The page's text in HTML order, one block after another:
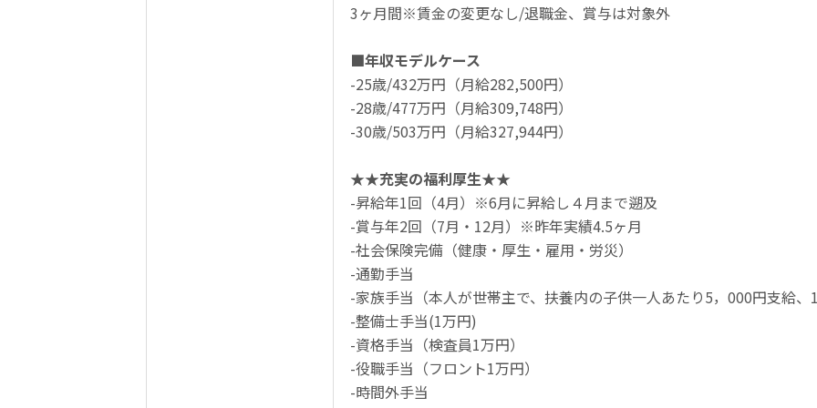
3ヶ月間※賃金の変更なし/退職金、賞与は対象外
■年収モデルケース
-25歳/432万円（月給282,500円）
-28歳/477万円（月給309,748円）
-30歳/503万円（月給327,944円）
★★充実の福利厚生★★
-昇給年1回（4月）※6月に昇給し４月まで遡及
-賞与年2回（7月・12月）※昨年実績4.5ヶ月
-社会保険完備（健康・厚生・雇用・労災）
-通勤手当
-家族手当（本人が世帯主で、扶養内の子供一人あたり5，000円支給、
-整備士手当(1万円)
-資格手当（検査員1万円）
-役職手当（フロント1万円）
-時間外手当